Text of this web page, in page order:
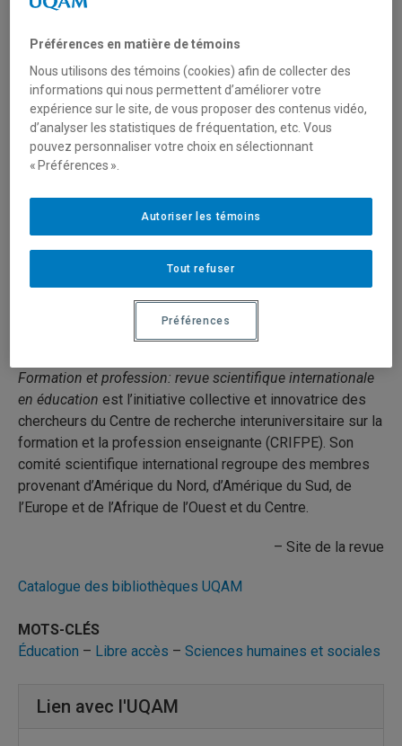
Site web de la revue
FORMATION ET PROFESSION
Formation et profession: revue scientifique internationale
en éducation est l’initiative collective et innovatrice des
chercheurs du Centre de recherche interuniversitaire sur la
formation et la profession enseignante (CRIFPE). Son
comité scientifique international regroupe des membres
provenant d’Amérique du Nord, d’Amérique du Sud, de
l’Europe et de l’Afrique de l’Ouest et du Centre.
– Site de la revue
Catalogue des bibliothèques UQAM
MOTS-CLÉS
Éducation – Libre accès – Sciences humaines et sociales
Lien avec l'UQAM
Préférences en matière de témoins
Nous utilisons des témoins (cookies) afin de collecter des
informations qui nous permettent d’améliorer votre
expérience sur le site, de vous proposer des contenus vidéo,
d’analyser les statistiques de fréquentation, etc. Vous
pouvez personnaliser votre choix en sélectionnant
« Préférences ».
Tout refuser
Autoriser les témoins
Préférences